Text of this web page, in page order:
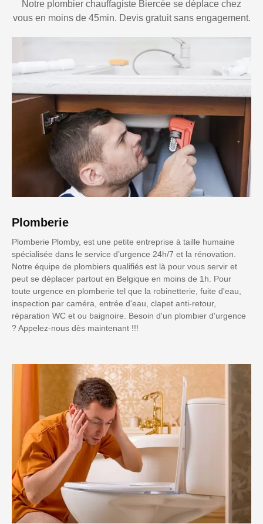
Notre plombier chauffagiste Biercée se déplace chez
vous en moins de 45min. Devis gratuit sans engagement.
Plomberie
Plomberie Plomby, est une petite entreprise à taille humaine
spécialisée dans le service d’urgence 24h/7 et la rénovation.
Notre équipe de plombiers qualifiés est là pour vous servir et
peut se déplacer partout en Belgique en moins de 1h. Pour
toute urgence en plomberie tel que la robinetterie, fuite d'eau,
inspection par caméra, entrée d'eau, clapet anti-retour,
réparation WC et ou baignoire. Besoin d'un plombier d'urgence
? Appelez-nous dès maintenant !!!